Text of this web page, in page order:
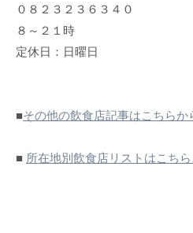
０８２３２３６３４０
８～２１時
定休日：日曜日
■その他の飲食店記事はこちらか
■ 所在地別飲食店リストはこちら